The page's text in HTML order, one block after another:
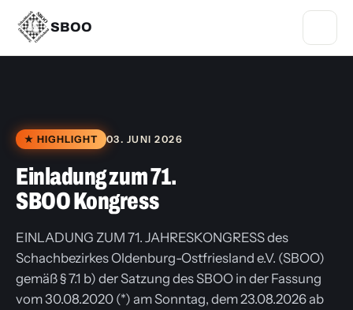
SBOO
★ HIGHLIGHT 03. JUNI 2026
Einladung zum 71.
SBOO Kongress
EINLADUNG ZUM 71. JAHRESKONGRESS des
Schachbezirkes Oldenburg-Ostfriesland e.V. (SBOO)
gemäß § 7.1 b) der Satzung des SBOO in der Fassung
vom 30.08.2020 (*) am Sonntag, dem 23.08.2026 ab